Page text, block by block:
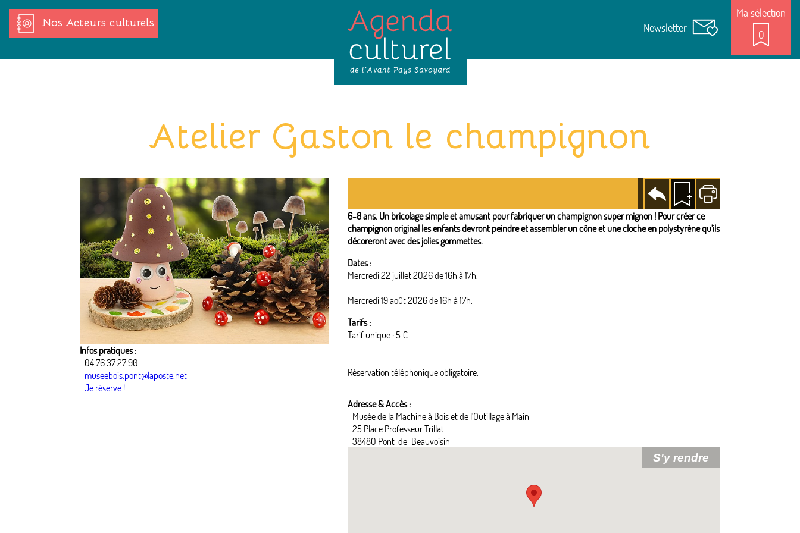
Nos Acteurs culturels Newsletter
Ma sélection
0
Atelier Gaston le champignon
Infos pratiques :
04 76 37 27 90
museebois.pont@laposte.net
Je réserve !
Revenir
à la
page
Ajouter
à la
sélection
Imprimer
6-8 ans. Un bricolage simple et amusant pour fabriquer un champignon super mignon ! Pour créer ce
champignon original les enfants devront peindre et assembler un cône et une cloche en polystyrène qu'ils
décoreront avec des jolies gommettes.
Dates :
Mercredi 22 juillet 2026 de 16h à 17h.
Mercredi 19 août 2026 de 16h à 17h.
Tarifs :
Tarif unique : 5 €.
Réservation téléphonique obligatoire.
Adresse & Accès :
Musée de la Machine à Bois et de l'Outillage à Main
25 Place Professeur Trillat
38480 Pont-de-Beauvoisin